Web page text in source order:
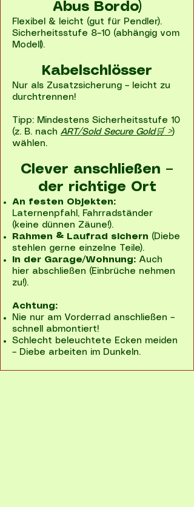
Abus Bordo)
Flexibel & leicht (gut für Pendler).
Sicherheitsstufe 8–10 (abhängig vom
Modell).
Kabelschlösser
Nur als Zusatzsicherung – leicht zu
durchtrennen!
Tipp: Mindestens Sicherheitsstufe 10
(z. B. nach ART/Sold Secure Gold🛒 >)
wählen.
Clever anschließen –
der richtige Ort
An festen Objekten:
Laternenpfahl, Fahrradständer
(keine dünnen Zäune!).
Rahmen & Laufrad sichern (Diebe
stehlen gerne einzelne Teile).
In der Garage/Wohnung: Auch
hier abschließen (Einbrüche nehmen
zu!).
Achtung:
Nie nur am Vorderrad anschließen –
schnell abmontiert!
Schlecht beleuchtete Ecken meiden
– Diebe arbeiten im Dunkeln.